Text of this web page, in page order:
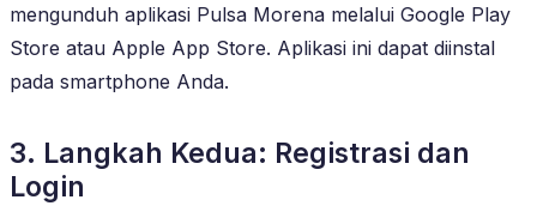
mengunduh aplikasi Pulsa Morena melalui Google Play
Store atau Apple App Store. Aplikasi ini dapat diinstal
pada smartphone Anda.
3. Langkah Kedua: Registrasi dan
Login